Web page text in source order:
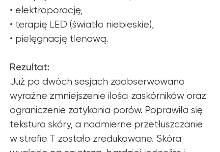
• elektroporację,
• terapię LED (światło niebieskie),
• pielęgnację tlenową.
Rezultat:
Już po dwóch sesjach zaobserwowano
wyraźne zmniejszenie ilości zaskórników oraz
ograniczenie zatykania porów. Poprawiła się
tekstura skóry, a nadmierne przetłuszczanie
w strefie T zostało zredukowane. Skóra